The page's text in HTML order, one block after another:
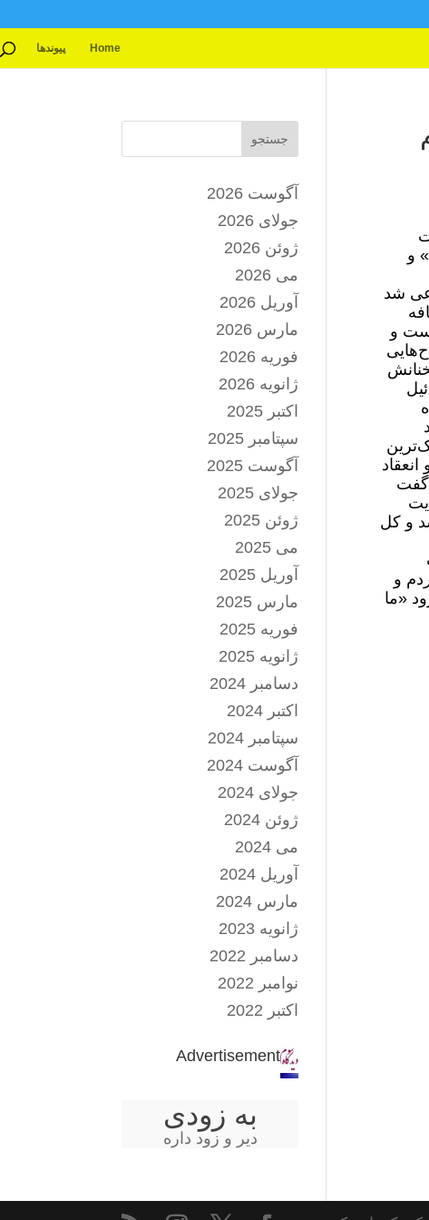
Home پیوندها
و
شد
و
گفت
و کل
و
«ما
جستجو
آگوست 2026
جولای 2026
ژوئن 2026
می 2026
آوریل 2026
مارس 2026
فوریه 2026
ژانویه 2026
اکتبر 2025
سپتامبر 2025
آگوست 2025
جولای 2025
ژوئن 2025
می 2025
آوریل 2025
مارس 2025
فوریه 2025
ژانویه 2025
دسامبر 2024
اکتبر 2024
سپتامبر 2024
آگوست 2024
جولای 2024
ژوئن 2024
می 2024
آوریل 2024
مارس 2024
ژانویه 2023
دسامبر 2022
نوامبر 2022
اکتبر 2022
Advertisement
به زودی
دیر و زود داره